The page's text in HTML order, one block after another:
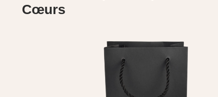
Cœurs